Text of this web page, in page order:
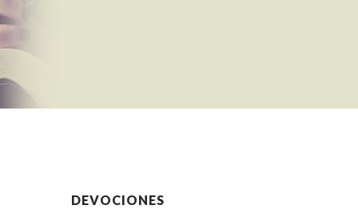
DEVOCIONES